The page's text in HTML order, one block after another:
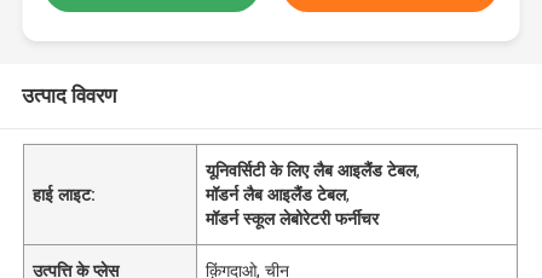
उत्पाद विवरण
हाई लाइट:
यूनिवर्सिटी के लिए लैब आइलैंड टेबल,
मॉडर्न लैब आइलैंड टेबल,
मॉडर्न स्कूल लेबोरेटरी फर्नीचर
उत्पत्ति के प्लेस क़िंगदाओ, चीन